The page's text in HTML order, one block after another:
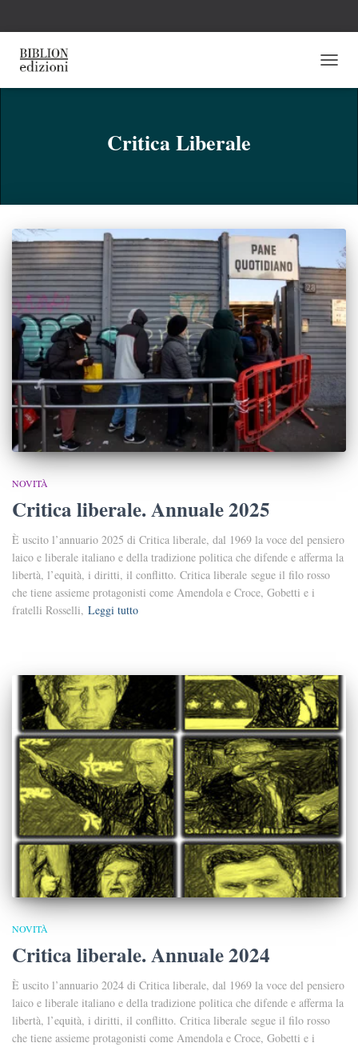
Critica Liberale
NOVITÀ
Critica liberale. Annuale 2025
È uscito l’annuario 2025 di Critica liberale, dal 1969 la voce del pensiero
laico e liberale italiano e della tradizione politica che difende e afferma la
libertà, l’equità, i diritti, il conflitto. Critica liberale segue il filo rosso
che tiene assieme protagonisti come Amendola e Croce, Gobetti e i
fratelli Rosselli, Leggi tutto
NOVITÀ
Critica liberale. Annuale 2024
È uscito l’annuario 2024 di Critica liberale, dal 1969 la voce del pensiero
laico e liberale italiano e della tradizione politica che difende e afferma la
libertà, l’equità, i diritti, il conflitto. Critica liberale segue il filo rosso
che tiene assieme protagonisti come Amendola e Croce, Gobetti e i